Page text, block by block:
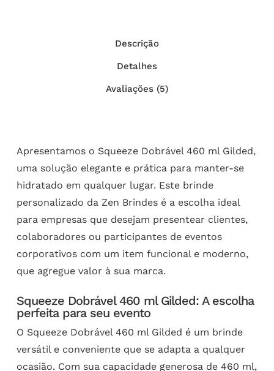
Descrição
Detalhes
Avaliações (5)
Apresentamos o Squeeze Dobrável 460 ml Gilded,
uma solução elegante e prática para manter-se
hidratado em qualquer lugar. Este brinde
personalizado da Zen Brindes é a escolha ideal
para empresas que desejam presentear clientes,
colaboradores ou participantes de eventos
corporativos com um item funcional e moderno,
que agregue valor à sua marca.
Squeeze Dobrável 460 ml Gilded: A escolha
perfeita para seu evento
O Squeeze Dobrável 460 ml Gilded é um brinde
versátil e conveniente que se adapta a qualquer
ocasião. Com sua capacidade generosa de 460 ml,